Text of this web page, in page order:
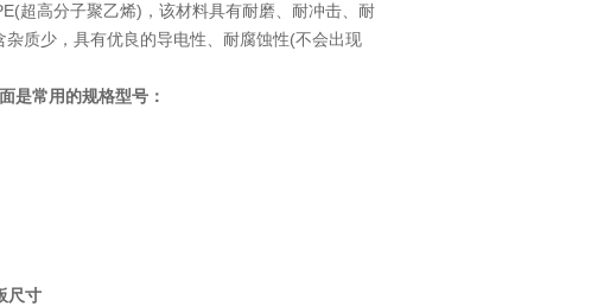
超高分子聚乙烯)，该材料具有耐磨、耐冲击、耐
质少，具有优良的导电性、耐腐蚀性(不会出现
常用的规格型号：
尺寸